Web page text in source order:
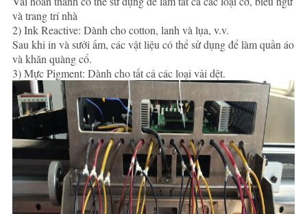
và trang trí nhà
2) Ink Reactive: Dành cho cotton, lanh và lụa, v.v.
Sau khi in và sưởi ấm, các vật liệu có thể sử dụng để làm quần áo
và khăn quàng cổ.
3) Mực Pigment: Dành cho tất cả các loại vải dệt.